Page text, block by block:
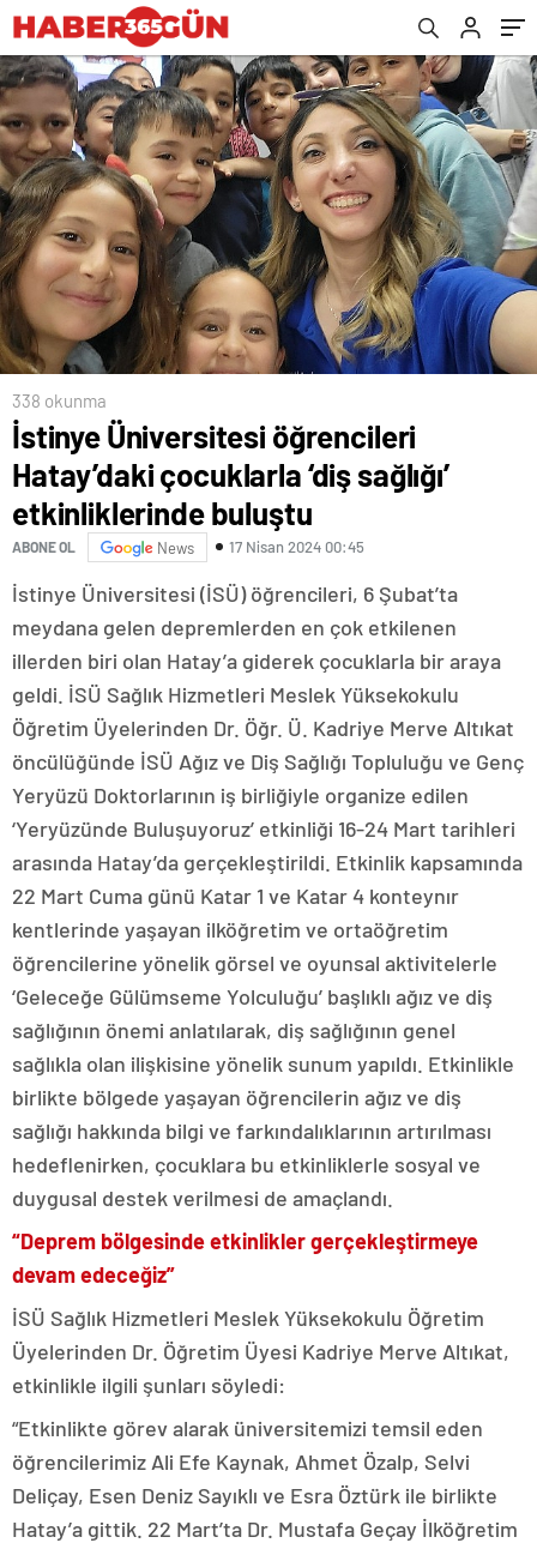
buluştu
338 okunma
İstinye Üniversitesi öğrencileri
Hatay’daki çocuklarla ‘diş sağlığı’
etkinliklerinde buluştu
ABONE OL News 17 Nisan 2024 00:45
İstinye Üniversitesi (İSÜ) öğrencileri, 6 Şubat’ta
meydana gelen depremlerden en çok etkilenen
illerden biri olan Hatay’a giderek çocuklarla bir araya
geldi. İSÜ Sağlık Hizmetleri Meslek Yüksekokulu
Öğretim Üyelerinden Dr. Öğr. Ü. Kadriye Merve Altıkat
öncülüğünde İSÜ Ağız ve Diş Sağlığı Topluluğu ve Genç
Yeryüzü Doktorlarının iş birliğiyle organize edilen
‘Yeryüzünde Buluşuyoruz’ etkinliği 16-24 Mart tarihleri
arasında Hatay’da gerçekleştirildi. Etkinlik kapsamında
22 Mart Cuma günü Katar 1 ve Katar 4 konteynır
kentlerinde yaşayan ilköğretim ve ortaöğretim
öğrencilerine yönelik görsel ve oyunsal aktivitelerle
‘Geleceğe Gülümseme Yolculuğu’ başlıklı ağız ve diş
sağlığının önemi anlatılarak, diş sağlığının genel
sağlıkla olan ilişkisine yönelik sunum yapıldı. Etkinlikle
birlikte bölgede yaşayan öğrencilerin ağız ve diş
sağlığı hakkında bilgi ve farkındalıklarının artırılması
hedeflenirken, çocuklara bu etkinliklerle sosyal ve
duygusal destek verilmesi de amaçlandı.
“Deprem bölgesinde etkinlikler gerçekleştirmeye
devam edeceğiz”
İSÜ Sağlık Hizmetleri Meslek Yüksekokulu Öğretim
Üyelerinden Dr. Öğretim Üyesi Kadriye Merve Altıkat,
etkinlikle ilgili şunları söyledi:
“Etkinlikte görev alarak üniversitemizi temsil eden
öğrencilerimiz Ali Efe Kaynak, Ahmet Özalp, Selvi
Deliçay, Esen Deniz Sayıklı ve Esra Öztürk ile birlikte
Hatay’a gittik. 22 Mart’ta Dr. Mustafa Geçay İlköğretim